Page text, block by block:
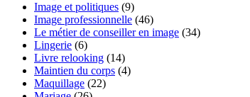
Image et politiques (9)
Image professionnelle (46)
Le métier de conseiller en image (34)
Lingerie (6)
Livre relooking (14)
Maintien du corps (4)
Maquillage (22)